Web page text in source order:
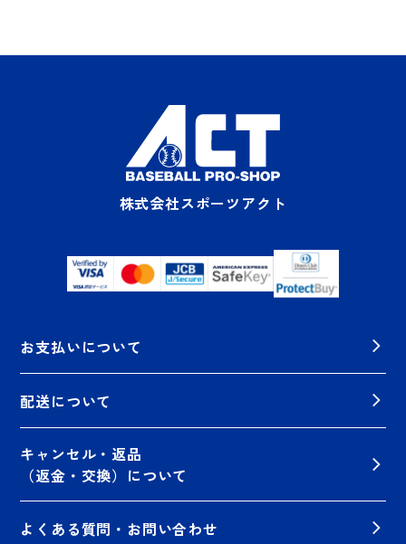
株式会社スポーツアクト
お支払いについて
配送について
キャンセル・返品
（返金・交換）について
よくある質問・お問い合わせ